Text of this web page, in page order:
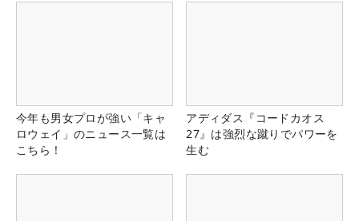
今年も男女プロが強い「キャ
ロウェイ」のニュース一覧は
こちら！
アディダス『コードカオス
27』は強烈な蹴りでパワーを
生む